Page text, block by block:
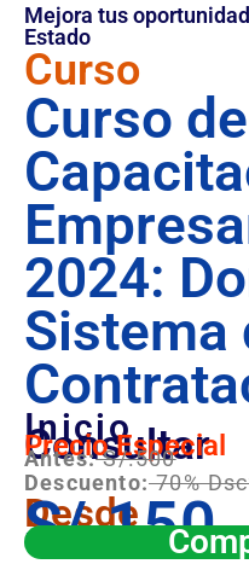
Mejora tus
Estado
Curso
Curso de
2024:
Sistema
Inicio
Consultar
Precio Especial
Antes:S/.500
Descuento:70%
Desde
S/.150